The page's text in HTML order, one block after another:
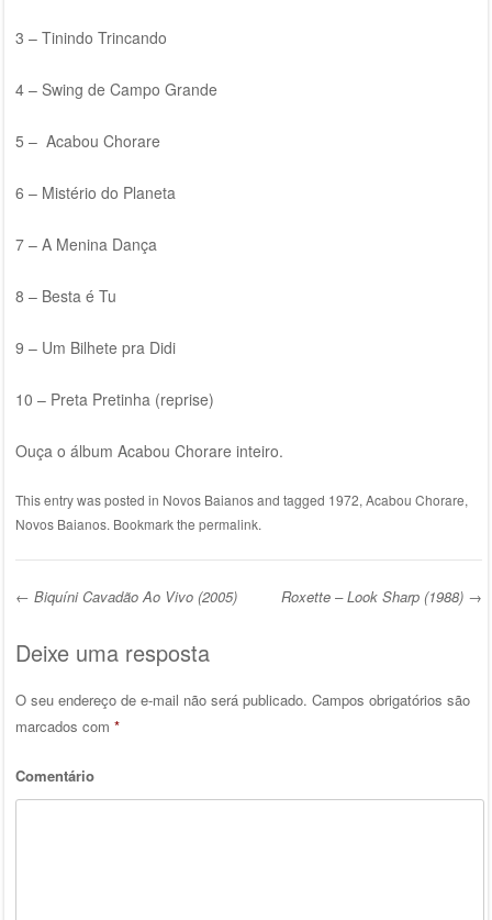
3 – Tinindo Trincando
4 – Swing de Campo Grande
5 – Acabou Chorare
6 – Mistério do Planeta
7 – A Menina Dança
8 – Besta é Tu
9 – Um Bilhete pra Didi
10 – Preta Pretinha (reprise)
Ouça o álbum Acabou Chorare inteiro.
This entry was posted in Novos Baianosand tagged 1972, Acabou Chorare,
Novos Baianos. Bookmark the permalink.
← Biquíni Cavadão Ao Vivo (2005) Roxette – Look Sharp (1988) →
Deixe uma resposta
O seu endereço de e-mail não será publicado. Campos obrigatórios são
marcados com *
Comentário